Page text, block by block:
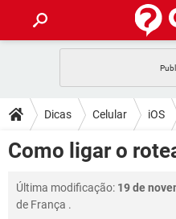
CELULAR
OUTLOOK
GUIA DE COMPRAS
DICAS
JOGOS
CELULAR
OUTLOOK
DOWNLOADS
CELULAR
FÓRUM
Dicas Celular iOS
Como ligar o
Última modificação: 19 de
de França .